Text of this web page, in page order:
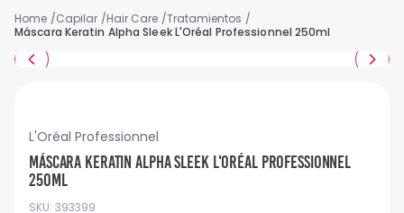
Capilar Hair Care Tratamientos
Máscara Keratin Alpha Sleek L'Oréal Professionnel 250ml
L'Oréal Professionnel
Máscara Keratin Alpha Sleek L'Oréal Professionnel
250ml
SKU: 393399